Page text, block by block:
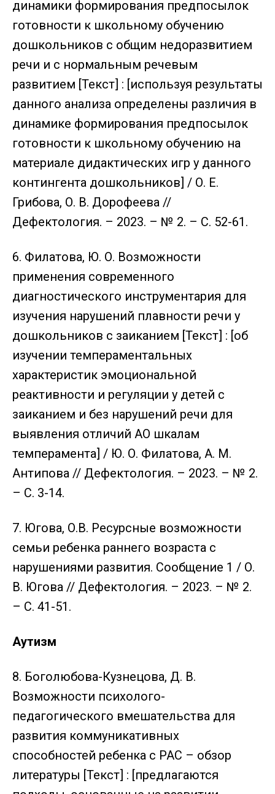
динамики формирования предпосылок
готовности к школьному обучению
дошкольников с общим недоразвитием
речи и с нормальным речевым
развитием [Текст] : [используя результаты
данного анализа определены различия в
динамике формирования предпосылок
готовности к школьному обучению на
материале дидактических игр у данного
контингента дошкольников] / О. Е.
Грибова, О. В. Дорофеева //
Дефектология. – 2023. – № 2. – С. 52-61.
6. Филатова, Ю. О. Возможности
применения современного
диагностического инструментария для
изучения нарушений плавности речи у
дошкольников с заиканием [Текст] : [об
изучении темпераментальных
характеристик эмоциональной
реактивности и регуляции у детей с
заиканием и без нарушений речи для
выявления отличий АО шкалам
темперамента] / Ю. О. Филатова, А. М.
Антипова // Дефектология. – 2023. – № 2.
– С. 3-14.
7. Югова, О.В. Ресурсные возможности
семьи ребенка раннего возраста с
нарушениями развития. Сообщение 1 / О.
В. Югова // Дефектология. – 2023. – № 2.
– С. 41-51.
Аутизм
8. Боголюбова-Кузнецова, Д. В.
Возможности психолого-
педагогического вмешательства для
развития коммуникативных
способностей ребенка с РАС – обзор
литературы [Текст] : [предлагаются